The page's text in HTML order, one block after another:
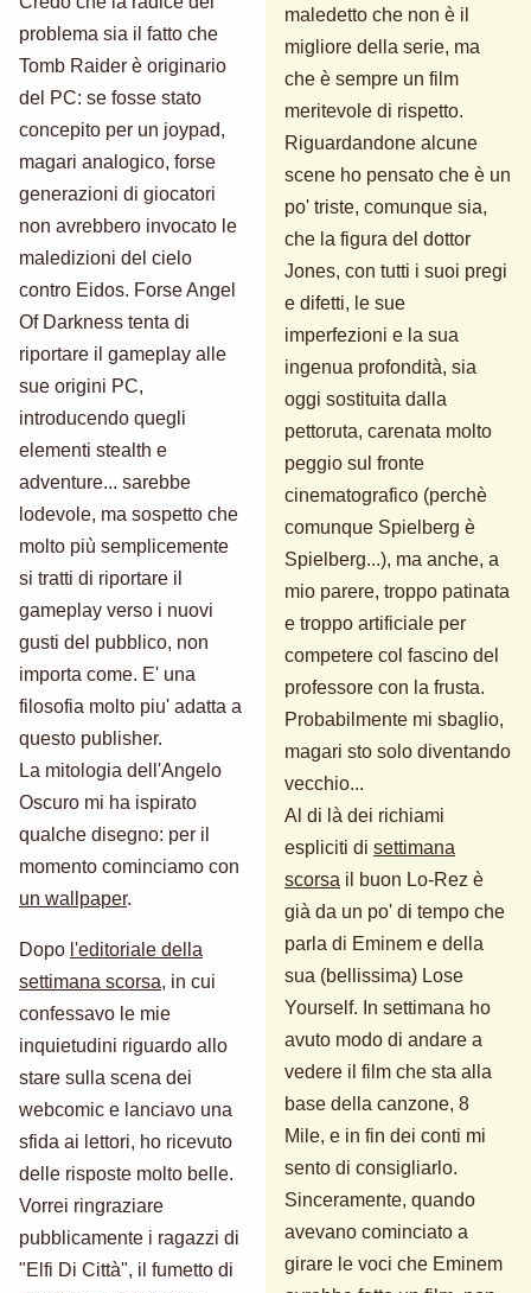
problema sia il fatto che
Tomb Raider è originario
del PC: se fosse stato
concepito per un joypad,
magari analogico, forse
generazioni di giocatori
non avrebbero invocato le
maledizioni del cielo
contro Eidos. Forse Angel
Of Darkness tenta di
riportare il gameplay alle
sue origini PC,
introducendo quegli
elementi stealth e
adventure... sarebbe
lodevole, ma sospetto che
molto più semplicemente
si tratti di riportare il
gameplay verso i nuovi
gusti del pubblico, non
importa come. E' una
filosofia molto piu' adatta a
questo publisher.
La mitologia dell'Angelo
Oscuro mi ha ispirato
qualche disegno: per il
momento cominciamo con
un wallpaper.
Dopo l'editoriale della
settimana scorsa, in cui
confessavo le mie
inquietudini riguardo allo
stare sulla scena dei
webcomic e lanciavo una
sfida ai lettori, ho ricevuto
delle risposte molto belle.
Vorrei ringraziare
pubblicamente i ragazzi di
"Elfi Di Città", il fumetto di
maledetto che non è il
migliore della serie, ma
che è sempre un film
meritevole di rispetto.
Riguardandone alcune
scene ho pensato che è un
po' triste, comunque sia,
che la figura del dottor
Jones, con tutti i suoi pregi
e difetti, le sue
imperfezioni e la sua
ingenua profondità, sia
oggi sostituita dalla
pettoruta, carenata molto
peggio sul fronte
cinematografico (perchè
comunque Spielberg è
Spielberg...), ma anche, a
mio parere, troppo patinata
e troppo artificiale per
competere col fascino del
professore con la frusta.
Probabilmente mi sbaglio,
magari sto solo diventando
vecchio...
Al di là dei richiami
espliciti di settimana
scorsa il buon Lo-Rez è
già da un po' di tempo che
parla di Eminem e della
sua (bellissima) Lose
Yourself. In settimana ho
avuto modo di andare a
vedere il film che sta alla
base della canzone, 8
Mile, e in fin dei conti mi
sento di consigliarlo.
Sinceramente, quando
avevano cominciato a
girare le voci che Eminem